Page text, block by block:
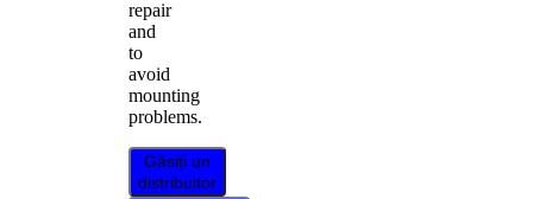
repair
and
to
avoid
mounting
problems.
Găsiți un
distribuitor